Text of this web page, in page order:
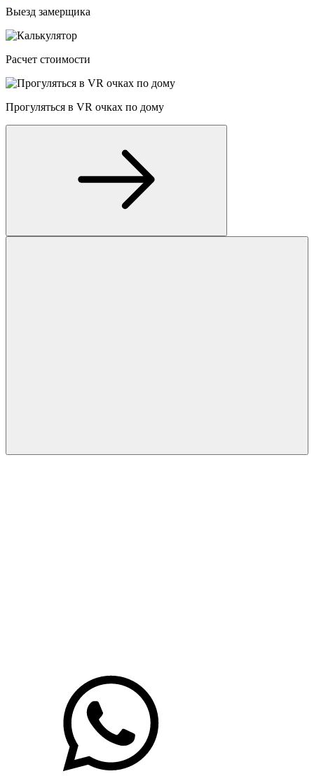
Выезд замерщика
Расчет стоимости
Прогуляться в VR очках по дому